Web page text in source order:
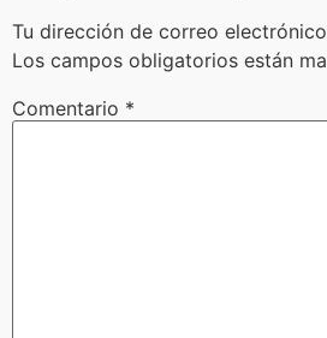
Tu dirección de correo
Los campos obligatorios están
Comentario *